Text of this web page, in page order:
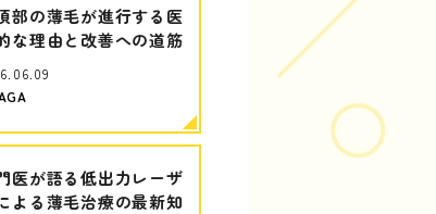
部の薄毛が進行する医
な理由と改善への道筋
医が語る低出力レーザ
よる薄毛治療の最新知